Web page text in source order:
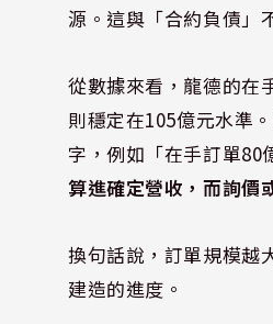
源。這與「合約負債」
從數據來看，龍德的在
則穩定在105億元水準
字，例如「在手訂單80
算進確定營收，而詢價
換句話說，訂單規模越
建造的進度。